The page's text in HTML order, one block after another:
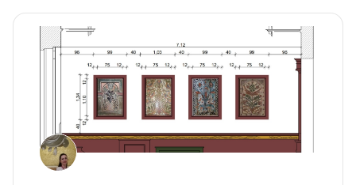
művek védelme-Ez nem kunszt című elméleti
mellékletében az MMA 2019-2022. évekre szóló
Művészeti Ösztöndíjprogram keretében végzett
munkám bemutatása.